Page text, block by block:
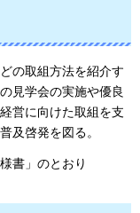
の取組方法を紹介す
見学会の実施や優良
営に向けた取組を支
及啓発を図る。
書」のとおり